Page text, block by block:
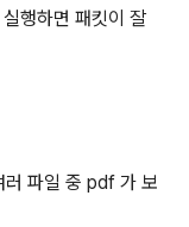
행하면 패킷이 잘
파일 중 pdf 가 보